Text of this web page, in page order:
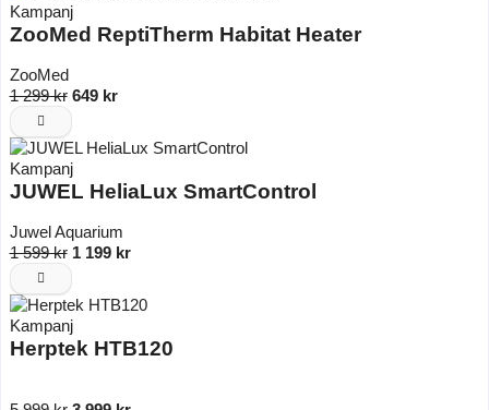
Kampanj
ZooMed ReptiTherm Habitat Heater
ZooMed
1 299 kr 649 kr
Kampanj
JUWEL HeliaLux SmartControl
Juwel Aquarium
1 599 kr 1 199 kr
Kampanj
Herptek HTB120